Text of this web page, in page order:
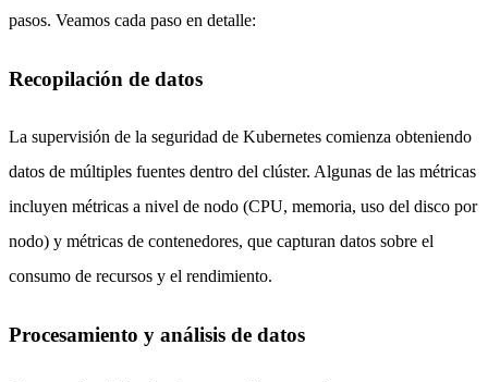
pasos. Veamos cada paso en detalle:
Recopilación de datos
La supervisión de la seguridad de Kubernetes comienza obteniendo
datos de múltiples fuentes dentro del clúster. Algunas de las métricas
incluyen métricas a nivel de nodo (CPU, memoria, uso del disco por
nodo) y métricas de contenedores, que capturan datos sobre el
consumo de recursos y el rendimiento.
Procesamiento y análisis de datos